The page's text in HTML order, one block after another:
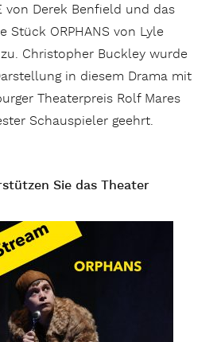
von Derek Benfield und das
Stück ORPHANS von Lyle
Christopher Buckley wurde
in diesem Drama mit
Theaterpreis Rolf Mares
Schauspieler geehrt.
Sie das Theater